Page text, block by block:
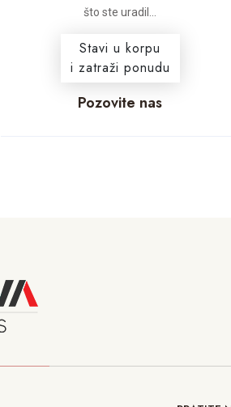
što ste uradil...
Stavi u korpu
i zatraži ponudu
Pozovite nas